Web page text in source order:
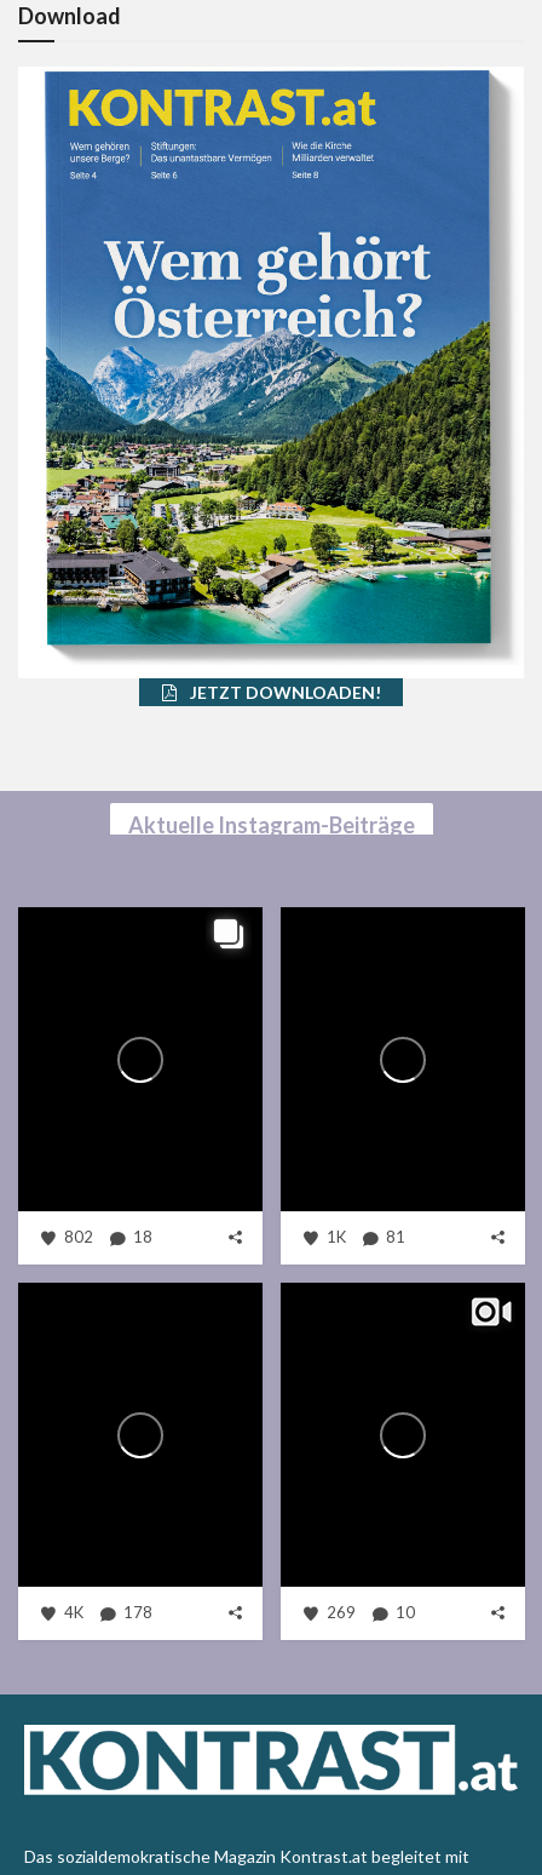
Download
JETZT DOWNLOADEN!
Aktuelle Instagram-Beiträge
802 18 1K 81
4K 178 269 10
Das sozialdemokratische Magazin Kontrast.at begleitet mit